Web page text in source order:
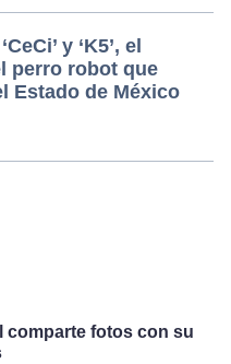
y ‘K5’, el
perro robot que
Estado de México
comparte fotos con su